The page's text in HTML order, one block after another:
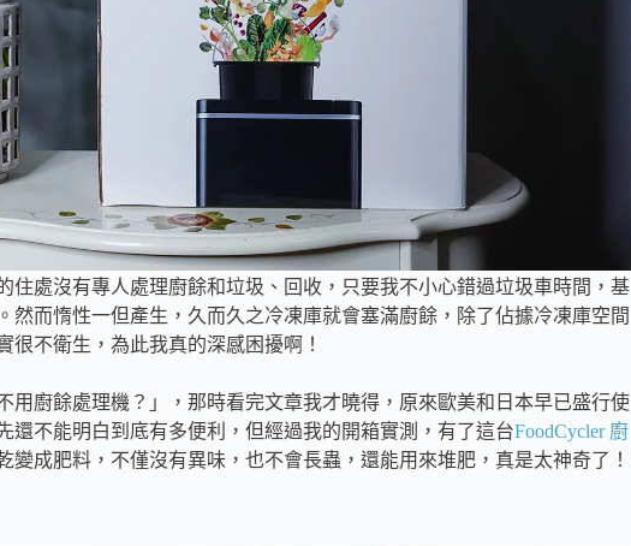
住處沒有專人處理廚餘和垃圾、回收，只要我不小心錯過垃圾車時間，基
然而惰性一但產生，久而久之冷凍庫就會塞滿廚餘，除了佔據冷凍庫空間
不衛生，為此我真的深感困擾啊！
用廚餘處理機？」，那時看完文章我才曉得，原來歐美和日本早已盛行使
還不能明白到底有多便利，但經過我的開箱實測，有了這台FoodCycler 廚
變成肥料，不僅沒有異味，也不會長蟲，還能用來堆肥，真是太神奇了！